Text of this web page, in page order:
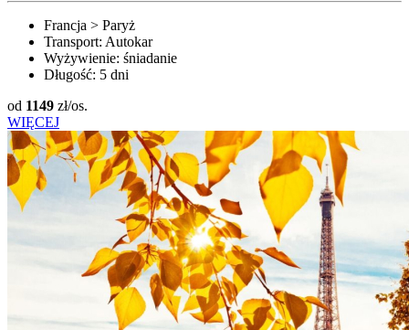
Francja > Paryż
Transport: Autokar
Wyżywienie: śniadanie
Długość: 5 dni
od 1149 zł/os.
WIĘCEJ